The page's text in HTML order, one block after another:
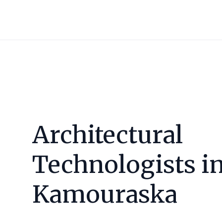
Architectural
Technologists
Kamouraska